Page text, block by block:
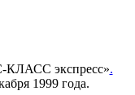
КЛАСС экспресс».
1999 года.